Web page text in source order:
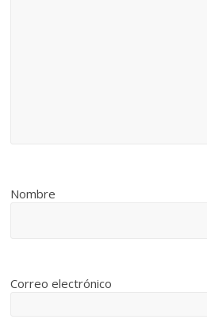
Nombre
Correo electrónico